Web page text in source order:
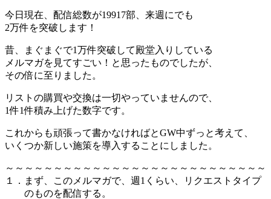
今日現在、配信総数が19917部、来週にでも
2万件を突破します！
昔、まぐまぐで1万件突破して殿堂入りしている
メルマガを見てすごい！と思ったものでしたが、
その倍に至りました。
リストの購買や交換は一切やっていませんので、
1件1件積み上げた数字です。
これからも頑張って書かなければとGW中ずっと考えて、
いくつか新しい施策を導入することにしました。
～～～～～～～～～～～～～～～～～～～～～～～～～～～
１．まず、このメルマガで、週1くらい、リクエストタイプ
のものを配信する。